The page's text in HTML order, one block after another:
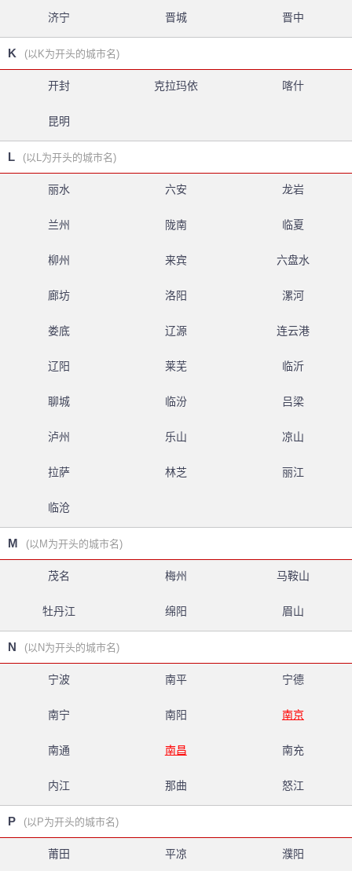
济宁 晋城 晋中
K (以K为开头的城市名)
开封 克拉玛依 喀什
昆明
L (以L为开头的城市名)
丽水 六安 龙岩
兰州 陇南 临夏
柳州 来宾 六盘水
廊坊 洛阳 漯河
娄底 辽源 连云港
辽阳 莱芜 临沂
聊城 临汾 吕梁
泸州 乐山 凉山
拉萨 林芝 丽江
临沧
M (以M为开头的城市名)
茂名 梅州 马鞍山
牡丹江 绵阳 眉山
N (以N为开头的城市名)
宁波 南平 宁德
南宁 南阳 南京
南通 南昌 南充
内江 那曲 怒江
P (以P为开头的城市名)
莆田 平凉 濮阳